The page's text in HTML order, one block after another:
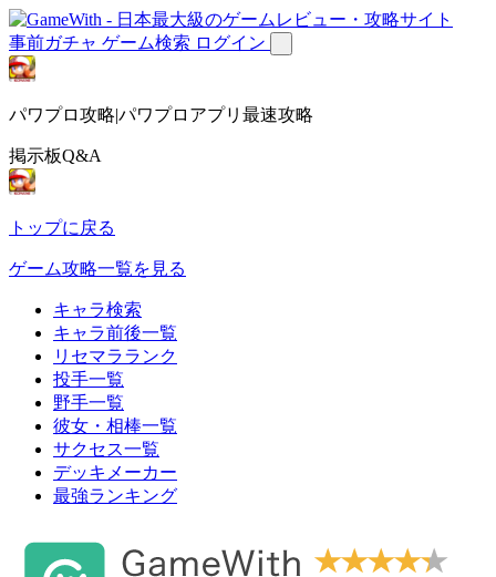
事前ガチャ ゲーム検索 ログイン
パワプロ攻略|パワプロアプリ最速攻略
掲示板Q&A
トップに戻る
ゲーム攻略一覧を見る
キャラ検索
キャラ前後一覧
リセマラランク
投手一覧
野手一覧
彼女・相棒一覧
サクセス一覧
デッキメーカー
最強ランキング